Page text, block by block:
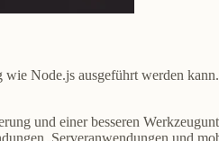
Node.js ausgeführt werden
und einer besseren